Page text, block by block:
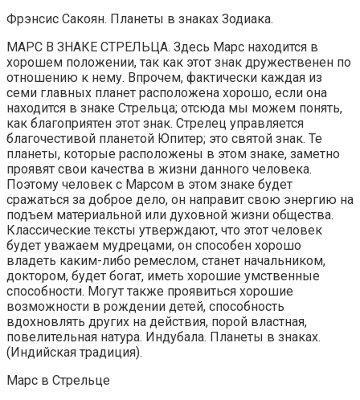
Фрэнсис Сакоян. Планеты в знаках Зодиака.
МАРС В ЗНАКЕ СТРЕЛЬЦА. Здесь Марс находится в
хорошем положении, так как этот знак дружественен по
отношению к нему. Впрочем, фактически каждая из
семи главных планет расположена хорошо, если она
находится в знаке Стрельца; отсюда мы можем понять,
как благоприятен этот знак. Стрелец управляется
благочестивой планетой Юпитер; это святой знак. Те
планеты, которые расположены в этом знаке, заметно
проявят свои качества в жизни данного человека.
Поэтому человек с Марсом в этом знаке будет
сражаться за доброе дело, он направит свою энергию на
подъем материальной или духовной жизни общества.
Классические тексты утверждают, что этот человек
будет уважаем мудрецами, он способен хорошо
владеть каким-либо ремеслом, станет начальником,
доктором, будет богат, иметь хорошие умственные
способности. Могут также проявиться хорошие
возможности в рождении детей, способность
вдохновлять других на действия, порой властная,
повелительная натура. Индубала. Планеты в знаках.
(Индийская традиция).
Марс в Стрельце